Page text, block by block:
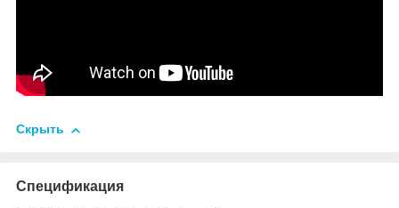
Скрыть
Спецификация